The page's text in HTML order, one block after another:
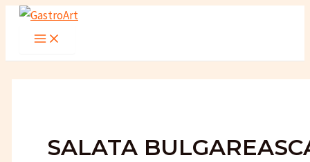
Skip
Main
SALATA